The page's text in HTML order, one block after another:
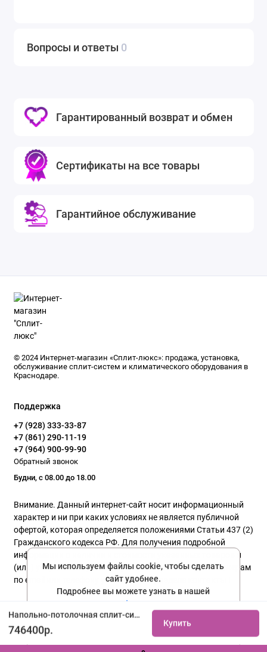
Напольно-потолочная сплит-система Daikin FHA100A/RZQG100L9V купить не дорого с установкой. Большой выбор товаров в каталоге, скидки, акции, гарантия.
746400р.
Купить
Вопросы и ответы 0
Гарантированный возврат и обмен
Сертификаты на все товары
Гарантийное обслуживание
© 2024 Интернет-магазин «Сплит-люкс»: продажа, установка,
обслуживание сплит-систем и климатического оборудования в
Краснодаре.
Поддержка
+7 (928) 333-33-87
+7 (861) 290-11-19
+7 (964) 900-99-90
Обратный звонок
Будни, с 08.00 до 18.00
Внимание. Данный интернет-сайт носит информационный
характер и ни при каких условиях не является публичной
офертой, которая определяется положениями Статьи 437 (2)
Гражданского кодекса РФ. Для получения подробной
информации о наличии и стоимости указанных товаров и
(или) услуг, пожалуйста, обращайтесь к нашим менеджерам
по email или телефону указанного в разделе контакты !
Мы используем файлы cookie, чтобы сделать
сайт удобнее.
Подробнее вы можете узнать в нашей
политике конфиденциальности